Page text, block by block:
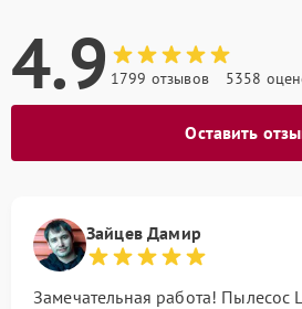
4.9 1799 отзывов 5358
Оставить
Зайцев Дамир
Замечательная работа! Пылесос